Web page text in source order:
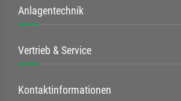
Anlagentechnik
Vertrieb & Service
Kontaktinformationen